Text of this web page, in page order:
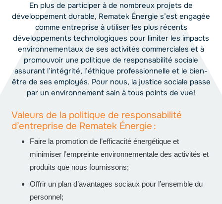
En plus de participer à de nombreux projets de
développement durable, Rematek Énergie s’est engagée
comme entreprise à utiliser les plus récents
développements technologiques pour limiter les impacts
environnementaux de ses activités commerciales et à
promouvoir une politique de responsabilité sociale
assurant l’intégrité, l’éthique professionnelle et le bien-
être de ses employés. Pour nous, la justice sociale passe
par un environnement sain à tous points de vue!
Valeurs de la politique de responsabilité
d’entreprise de Rematek Énergie :
Faire la promotion de l’efficacité énergétique et
minimiser l’empreinte environnementale des activités et
produits que nous fournissons;
Offrir un plan d’avantages sociaux pour l’ensemble du
personnel;